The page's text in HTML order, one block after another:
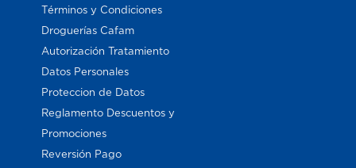
Términos y Condiciones
Droguerías Cafam
Autorización Tratamiento
Datos Personales
Proteccion de Datos
Reglamento Descuentos y
Promociones
Reversión Pago